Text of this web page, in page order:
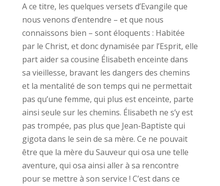
A ce titre, les quelques versets d’Evangile que
nous venons d’entendre – et que nous
connaissons bien – sont éloquents : Habitée
par le Christ, et donc dynamisée par l’Esprit, elle
part aider sa cousine Élisabeth enceinte dans
sa vieillesse, bravant les dangers des chemins
et la mentalité de son temps qui ne permettait
pas qu’une femme, qui plus est enceinte, parte
ainsi seule sur les chemins. Élisabeth ne s’y est
pas trompée, pas plus que Jean-Baptiste qui
gigota dans le sein de sa mère. Ce ne pouvait
être que la mère du Sauveur qui osa une telle
aventure, qui osa ainsi aller à sa rencontre
pour se mettre à son service ! C’est dans ce